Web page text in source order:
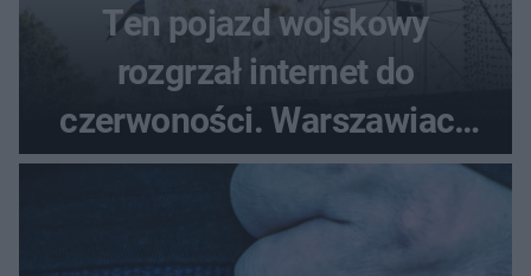
Ten pojazd wojskowy
rozgrzał internet do
czerwoności. Warszawiacy
pytali, czy to Mad Max!